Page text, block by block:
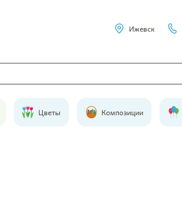
Ижевск
Цветы Композиции